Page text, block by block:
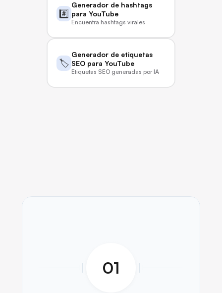
#️⃣
Generador de hashtags
para YouTube
Encuentra hashtags virales
🏷️
Generador de etiquetas
SEO para YouTube
Etiquetas SEO generadas por IA
01